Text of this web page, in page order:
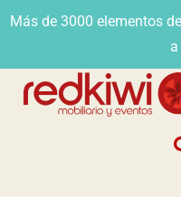
Más de 3000 elementos